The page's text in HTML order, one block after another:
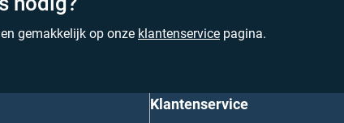
gemakkelijk op onze klantenservice pagina.
Klantenservice